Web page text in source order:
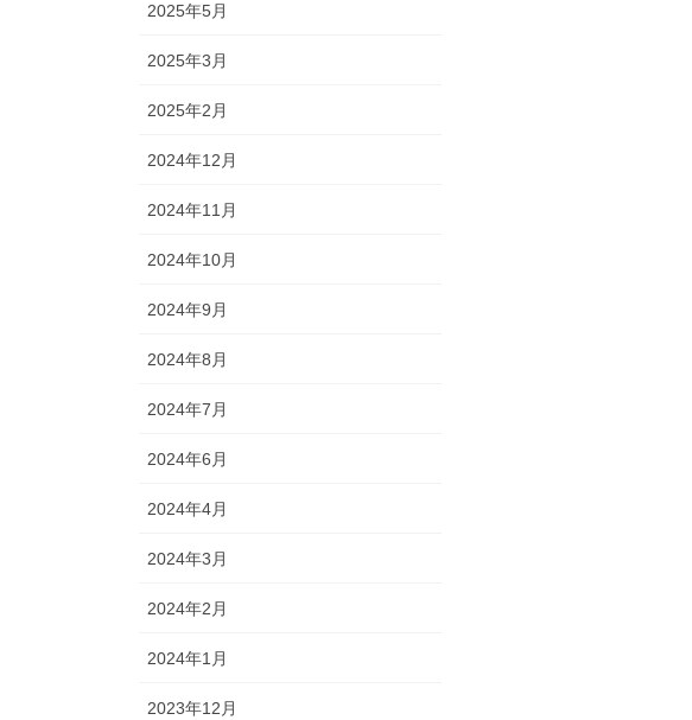
2025年5月
2025年3月
2025年2月
2024年12月
2024年11月
2024年10月
2024年9月
2024年8月
2024年7月
2024年6月
2024年4月
2024年3月
2024年2月
2024年1月
2023年12月